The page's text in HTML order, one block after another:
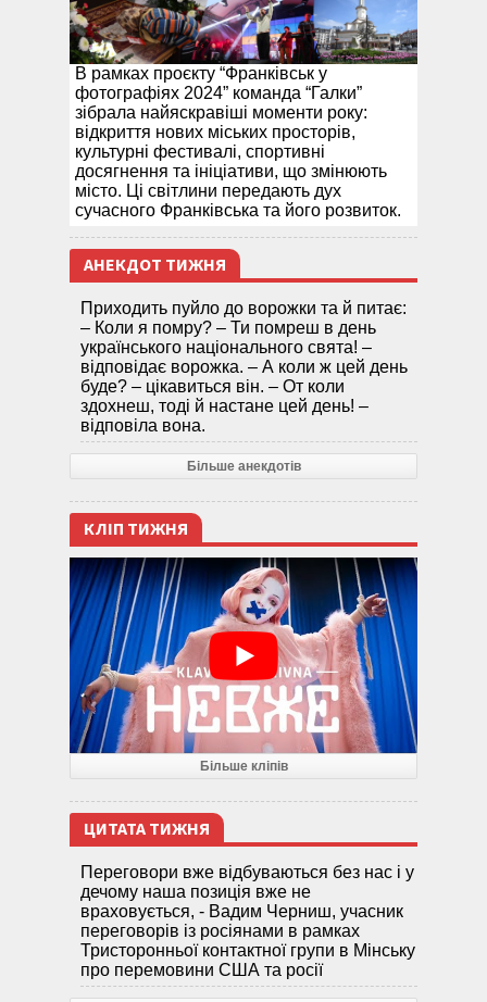
В рамках проєкту “Франківськ у
фотографіях 2024” команда “Галки”
зібрала найяскравіші моменти року:
відкриття нових міських просторів,
культурні фестивалі, спортивні
досягнення та ініціативи, що змінюють
місто. Ці світлини передають дух
сучасного Франківська та його розвиток.
АНЕКДОТ ТИЖНЯ
Приходить пуйло до ворожки та й питає:
– Коли я помру? – Ти помреш в день
українського національного свята! –
відповідає ворожка. – А коли ж цей день
буде? – цікавиться він. – От коли
здохнеш, тоді й настане цей день! –
відповіла вона.
Більше анекдотів
КЛІП ТИЖНЯ
Більше кліпів
ЦИТАТА ТИЖНЯ
Переговори вже відбуваються без нас і у
дечому наша позиція вже не
враховується, - Вадим Черниш, учасник
переговорів із росіянами в рамках
Тристоронньої контактної групи в Мінську
про перемовини США та росії